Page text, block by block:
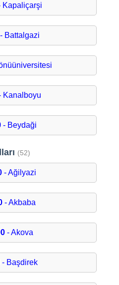
- Battalgazi
Kanalboyu
- Beydaği
(52)
- Ağilyazi
- Akbaba
- Akova
- Başdirek